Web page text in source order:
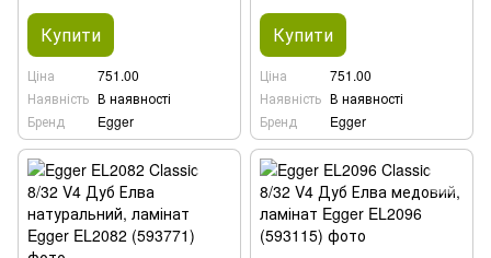
Купити
Ціна
751.00
Наявність В наявності
Бренд
Egger
Купити
Ціна
751.00
Наявність В наявності
Бренд
Egger